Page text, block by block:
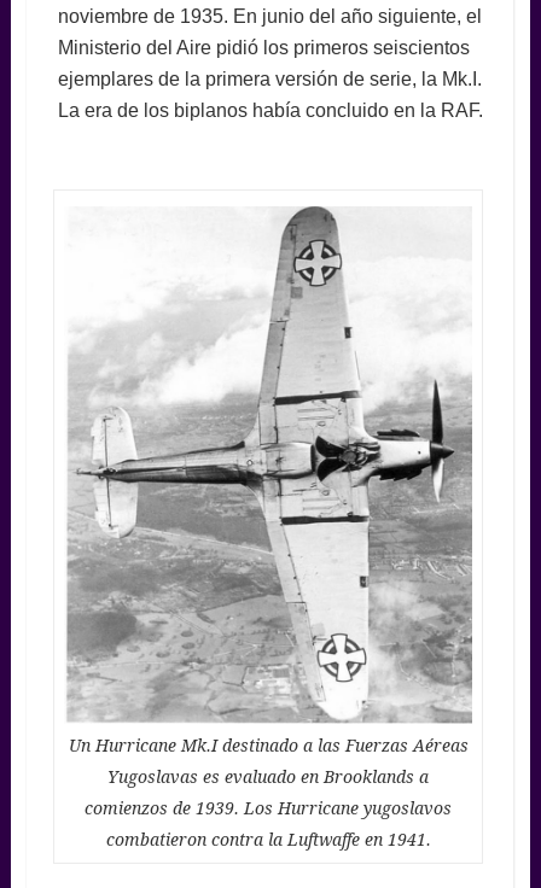
noviembre de 1935. En junio del año siguiente, el
Ministerio del Aire pidió los primeros seiscientos
ejemplares de la primera versión de serie, la Mk.I.
La era de los biplanos había concluido en la RAF.
Un Hurricane Mk.I destinado a las Fuerzas Aéreas
Yugoslavas es evaluado en Brooklands a
comienzos de 1939. Los Hurricane yugoslavos
combatieron contra la Luftwaffe en 1941.